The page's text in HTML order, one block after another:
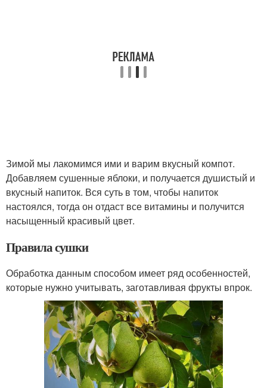
Зимой мы лакомимся ими и варим вкусный компот.
Добавляем сушенные яблоки, и получается душистый и
вкусный напиток. Вся суть в том, чтобы напиток
настоялся, тогда он отдаст все витамины и получится
насыщенный красивый цвет.
Правила сушки
Обработка данным способом имеет ряд особенностей,
которые нужно учитывать, заготавливая фрукты впрок.